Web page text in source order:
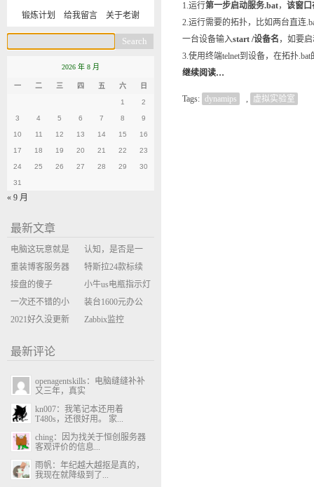
1.运行第一步启动服务.bat， 该窗口
2.运行需要的拓扑，比如两台直连
一台设备输入start /设备名 ，如要
3.使用终端telnet到设备，在拓扑
继续阅读…
Tags: dynamips , 虚拟实验室
锻炼计划 给我留言 关于老谢
2026 年 8 月
一 二 三 四 五 六 日
1 2
3 4 5 6 7 8 9
10 11 12 13 14 15 16
17 18 19 20 21 22 23
24 25 26 27 28 29 30
31
« 9 月
最新文章
电脑这玩意就是
缝缝补补的事
认知，是否是一
座大山？当架构
决策变成配置清
单比价
重装博客服务器
环境
特斯拉24款标续
Model Y 2万公里
使用体验
接盘的傻子
小牛us电瓶指示灯
闪三次不上电
一次还不错的小
米售后体验
装台1600元办公
主机
2021好久没更新
Zabbix监控
最新评论
openagentskills：电脑缝缝补补
又三年，真实
kn007：我笔记本还用着
T480s，还很好用。 家...
ching：因为找关于恒创服务器
客观评价的信息...
雨帆：年纪越大越抠是真的，
我现在就降级到了...